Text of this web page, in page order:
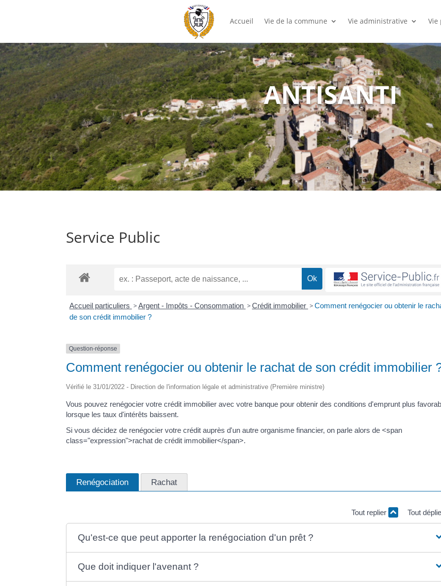
Accueil Vie de la commune Vie administrative Vie
ANTISANTI
Service Public
Accueil particuliers >Argent - Impôts - Consommation >Crédit immobilier >Comment renégocier ou obtenir le
de son crédit immobilier ?
Question-réponse
Comment renégocier ou obtenir le rachat de son crédit immobilier
Vérifié le 31/01/2022 - Direction de l'information légale et administrative (Première ministre)
Vous pouvez renégocier votre crédit immobilier avec votre banque pour obtenir des conditions d'emprunt plus
lorsque les taux d'intérêts baissent.
Si vous décidez de renégocier votre crédit auprès d'un autre organisme financier, on parle alors de <span
class="expression">rachat de crédit immobilier</span>.
Renégociation Rachat
Tout replier Tout
Qu'est-ce que peut apporter la renégociation d'un prêt ?
Que doit indiquer l'avenant ?